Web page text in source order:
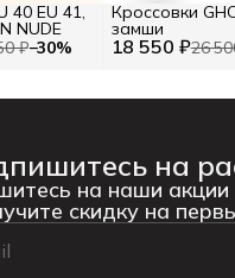
₽−30%
40 EU 41,
NUDE
18 550 ₽26
Кроссовки
замши
на
на наши акции
скидку на